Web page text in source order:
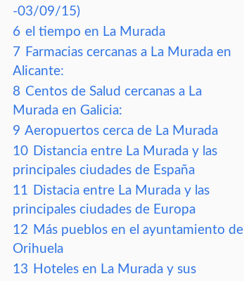
-03/09/15)
6 el tiempo en La Murada
7 Farmacias cercanas a La Murada en
Alicante:
8 Centos de Salud cercanas a La
Murada en Galicia:
9 Aeropuertos cerca de La Murada
10 Distancia entre La Murada y las
principales ciudades de España
11 Distacia entre La Murada y las
principales ciudades de Europa
12 Más pueblos en el ayuntamiento de
Orihuela
13 Hoteles en La Murada y sus